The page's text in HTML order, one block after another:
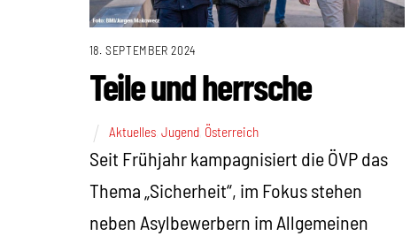
18. SEPTEMBER 2024
Teile und herrsche
Aktuelles, Jugend, Österreich
Seit Frühjahr kampagnisiert die ÖVP das
Thema „Sicherheit“, im Fokus stehen
neben Asylbewerbern im Allgemeinen